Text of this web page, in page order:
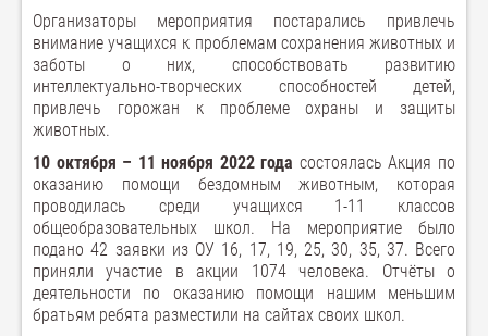
Организаторы мероприятия постарались привлечь
внимание учащихся к проблемам сохранения животных и
заботы о них, способствовать развитию
интеллектуально-творческих способностей детей,
привлечь горожан к проблеме охраны и защиты
животных.
10 октября – 11 ноября 2022 года состоялась Акция по
оказанию помощи бездомным животным, которая
проводилась среди учащихся 1-11 классов
общеобразовательных школ. На мероприятие было
подано 42 заявки из ОУ 16, 17, 19, 25, 30, 35, 37. Всего
приняли участие в акции 1074 человека. Отчёты о
деятельности по оказанию помощи нашим меньшим
братьям ребята разместили на сайтах своих школ.